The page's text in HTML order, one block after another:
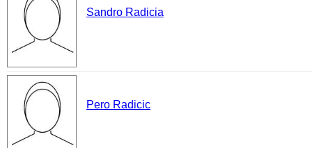
Sandro Radicia
Pero Radicic